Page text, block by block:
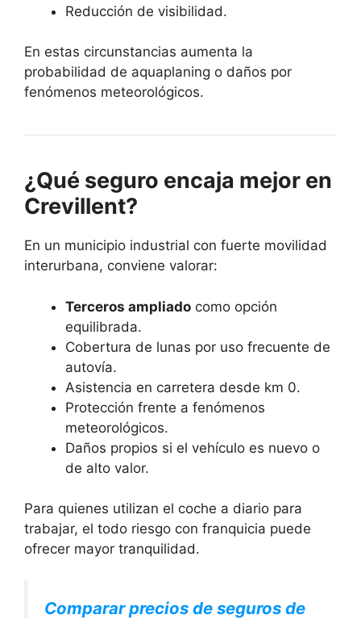
Reducción de visibilidad.
En estas circunstancias aumenta la
probabilidad de aquaplaning o daños por
fenómenos meteorológicos.
¿Qué seguro encaja mejor en
Crevillent?
En un municipio industrial con fuerte movilidad
interurbana, conviene valorar:
Terceros ampliado como opción
equilibrada.
Cobertura de lunas por uso frecuente de
autovía.
Asistencia en carretera desde km 0.
Protección frente a fenómenos
meteorológicos.
Daños propios si el vehículo es nuevo o
de alto valor.
Para quienes utilizan el coche a diario para
trabajar, el todo riesgo con franquicia puede
ofrecer mayor tranquilidad.
Comparar precios de seguros de